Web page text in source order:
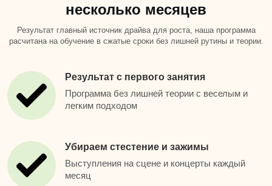
несколько месяцев
Результат главный источник драйва для роста, наша программа
расчитана на обучение в сжатые сроки без лишней рутины и теории.
Результат с первого занятия
Программа без лишней теории с веселым и
легким подходом
Убираем стестение и зажимы
Выступления на сцене и концерты каждый
месяц